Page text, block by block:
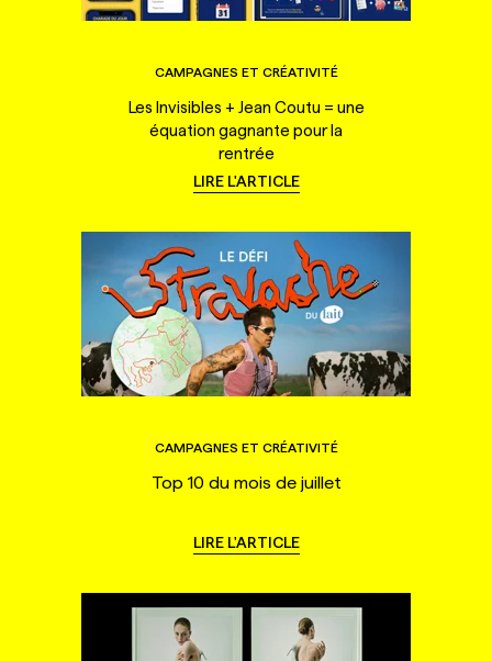
CAMPAGNES ET CRÉATIVITÉ
Les Invisibles + Jean Coutu = une
équation gagnante pour la
rentrée
LIRE L'ARTICLE
CAMPAGNES ET CRÉATIVITÉ
Top 10 du mois de juillet
LIRE L'ARTICLE